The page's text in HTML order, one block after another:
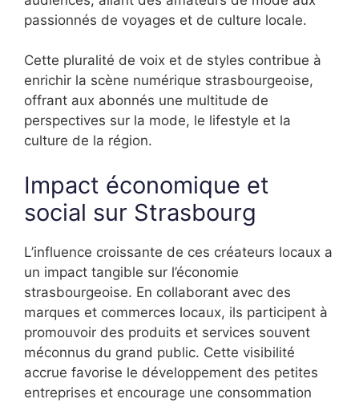
passionnés de voyages et de culture locale.
Cette pluralité de voix et de styles contribue à
enrichir la scène numérique strasbourgeoise,
offrant aux abonnés une multitude de
perspectives sur la mode, le lifestyle et la
culture de la région.
Impact économique et
social sur Strasbourg
L’influence croissante de ces créateurs locaux a
un impact tangible sur l’économie
strasbourgeoise. En collaborant avec des
marques et commerces locaux, ils participent à
promouvoir des produits et services souvent
méconnus du grand public. Cette visibilité
accrue favorise le développement des petites
entreprises et encourage une consommation